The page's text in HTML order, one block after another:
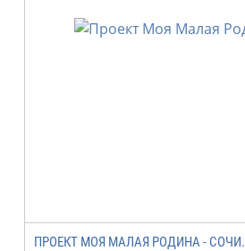
ПРОЕКТ МОЯ МАЛАЯ РОДИНА - СОЧИ.